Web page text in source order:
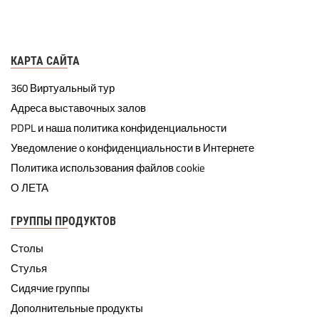
КАРТА САЙТА
360 Виртуальный тур
Адреса выставочных залов
PDPL и наша политика конфиденциальности
Уведомление о конфиденциальности в Интернете
Политика использования файлов cookie
О ЛЕТА
ГРУППЫ ПРОДУКТОВ
Столы
Стулья
Сидячие группы
Дополнительные продукты